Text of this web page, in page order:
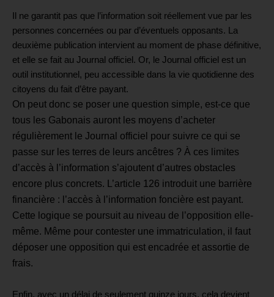
Il ne garantit pas que l’information soit réellement vue par les
personnes concernées ou par d’éventuels opposants.
La
deuxième publication intervient au moment de phase définitive,
et elle se fait au Journal officiel. Or, le Journal officiel est un
outil institutionnel, peu accessible dans la vie quotidienne des
citoyens du fait d’être payant.
On peut donc se poser une question simple, est-ce que
tous les Gabonais auront les moyens d’acheter
régulièrement le Journal officiel pour suivre ce qui se
passe sur les terres de leurs ancêtres ? À ces limites
d’accès à l’information s’ajoutent d’autres obstacles
encore plus concrets.
L’article 126 introduit une barrière
financière : l’accès à l’information foncière est payant.
Cette logique se poursuit au niveau de l’opposition elle-
même. Même pour contester une immatriculation, il faut
déposer une opposition qui est encadrée et assortie de
frais.
Enfin, avec un délai de seulement quinze jours, cela devient